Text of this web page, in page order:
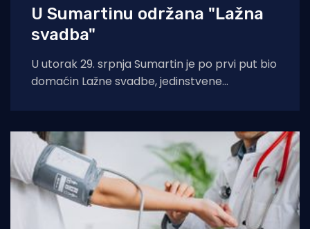
U Sumartinu održana "Lažna
svadba"
U utorak 29. srpnja Sumartin je po prvi put bio
domaćin Lažne svadbe, jedinstvene